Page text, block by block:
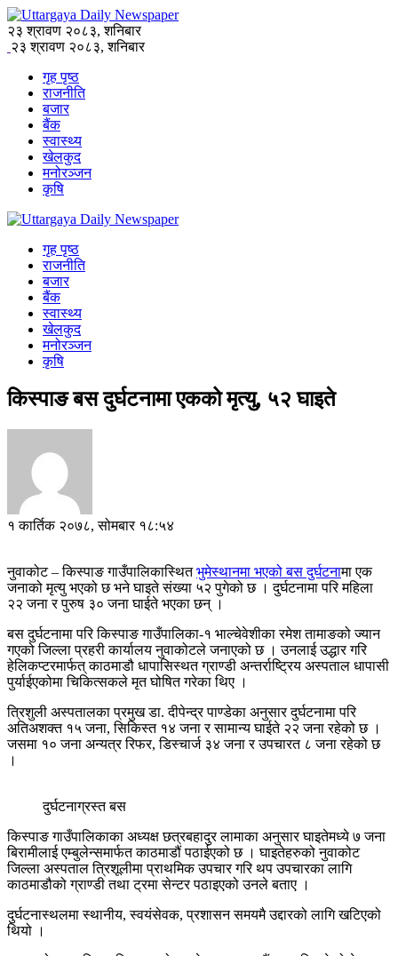
२३ श्रावण २०८३, शनिबार
२३ श्रावण २०८३, शनिबार
गृह पृष्ठ
राजनीति
बजार
बैंक
स्वास्थ्य
खेलकुद
मनोरञ्जन
कृषि
गृह पृष्ठ
राजनीति
बजार
बैंक
स्वास्थ्य
खेलकुद
मनोरञ्जन
कृषि
किस्पाङ बस दुर्घटनामा एकको मृत्यु, ५२ घाइते
१ कार्तिक २०७८, सोमबार १८:५४
नुवाकोट – किस्पाङ गाउँपालिकास्थितभुमेस्थानमा भएको बस दुर्घटनामा एक
जनाको मृत्यु भएको छ भने घाइते संख्या ५२ पुगेको छ । दुर्घटनामा परि महिला
२२ जना र पुरुष ३० जना घाईते भएका छन् ।
बस दुर्घटनामा परि किस्पाङ गाउँपालिका-१ भाल्चेवेशीका रमेश तामाङको ज्यान
गएको जिल्ला प्रहरी कार्यालय नुवाकोटले जनाएको छ । उनलाई उद्धार गरि
हेलिकप्टरमार्फत् काठमाडौ धापासिस्थत ग्राण्डी अन्तर्राष्ट्रिय अस्पताल धापासी
पुर्याईएकोमा चिकित्सकले मृत घोषित गरेका थिए ।
त्रिशुली अस्पतालका प्रमुख डा. दीपेन्द्र पाण्डेका अनुसार दुर्घटनामा परि
अतिअशक्त १५ जना, सिकिस्त १४ जना र सामान्य घाईते २२ जना रहेको छ ।
जसमा १० जना अन्यत्र रिफर, डिस्चार्ज ३४ जना र उपचारत ८ जना रहेको छ
।
दुर्घटनाग्रस्त बस
किस्पाङ गाउँपालिकाका अध्यक्ष छत्रबहादुर लामाका अनुसार घाइतेमध्ये ७ जना
बिरामीलाई एम्बुलेन्समार्फत काठमाडौं पठाईएको छ । घाइतेहरुको नुवाकोट
जिल्ला अस्पताल त्रिशूलीमा प्राथमिक उपचार गरि थप उपचारका लागि
काठमाडौको ग्राण्डी तथा ट्रमा सेन्टर पठाइएको उनले बताए ।
दुर्घटनास्थलमा स्थानीय, स्वयंसेवक, प्रशासन समयमै उद्दारको लागि खटिएको
थियो ।